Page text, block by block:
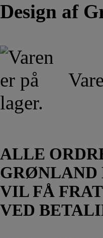
Design af
ALLE
GRØNLAND
VIL FÅ
VED